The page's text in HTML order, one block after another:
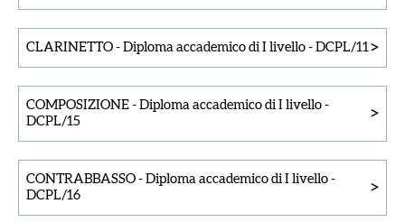
CLARINETTO - Diploma accademico di I livello - DCPL/11>
COMPOSIZIONE - Diploma accademico di I livello -
DCPL/15
>
CONTRABBASSO - Diploma accademico di I livello -
DCPL/16
>